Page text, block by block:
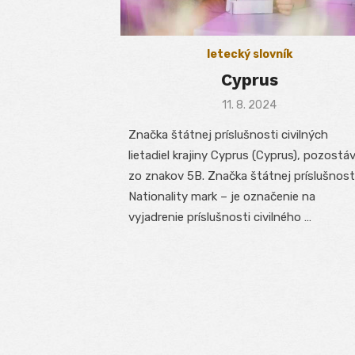
letecký slovník
Cyprus
Posted
11. 8. 2024
Značka štátnej príslušnosti civilných
lietadiel krajiny Cyprus (Cyprus),
zo znakov 5B. Značka štátnej
Nationality mark – je označenie na
vyjadrenie príslušnosti civilného …